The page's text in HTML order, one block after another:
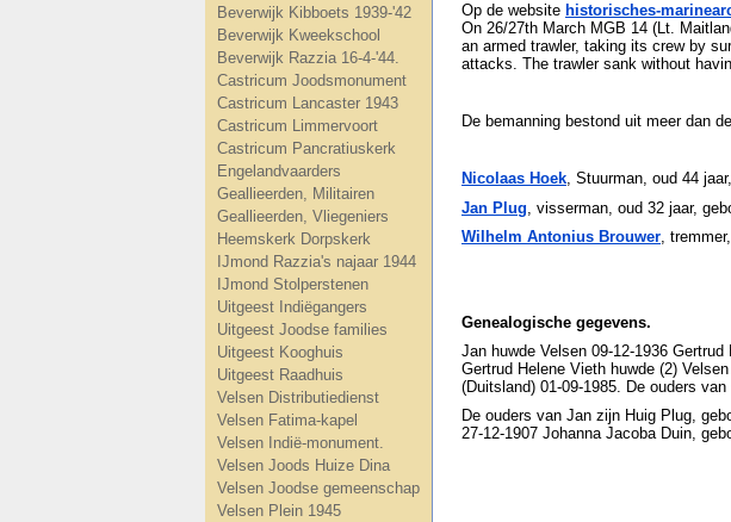
Beverwijk Kibboets 1939-'42
Beverwijk Kweekschool
Beverwijk Razzia 16-4-'44.
Castricum Joodsmonument
Castricum Lancaster 1943
Castricum Limmervoort
Castricum Pancratiuskerk
Engelandvaarders
Geallieerden, Militairen
Geallieerden, Vliegeniers
Heemskerk Dorpskerk
IJmond Razzia's najaar 1944
IJmond Stolperstenen
Uitgeest Indiëgangers
Uitgeest Joodse families
Uitgeest Kooghuis
Uitgeest Raadhuis
Velsen Distributiedienst
Velsen Fatima-kapel
Velsen Indië-monument.
Velsen Joods Huize Dina
Velsen Joodse gemeenschap
Velsen Plein 1945
Op de website historisches-
On 26/27th March MGB 14 (Lt.
an armed trawler, taking its crew by
attacks. The trawler sank without
De bemanning bestond uit meer dan
Nicolaas Hoek, Stuurman, oud 44
Jan Plug , visserman, oud 32 jaar,
Wilhelm Antonius Brouwer ,
Genealogische gegevens.
Jan huwde Velsen 09-12-1936
Gertrud Helene Vieth huwde (2)
(Duitsland) 01-09-1985. De ouders
De ouders van Jan zijn Huig Plug,
27-12-1907 Johanna Jacoba Duin,